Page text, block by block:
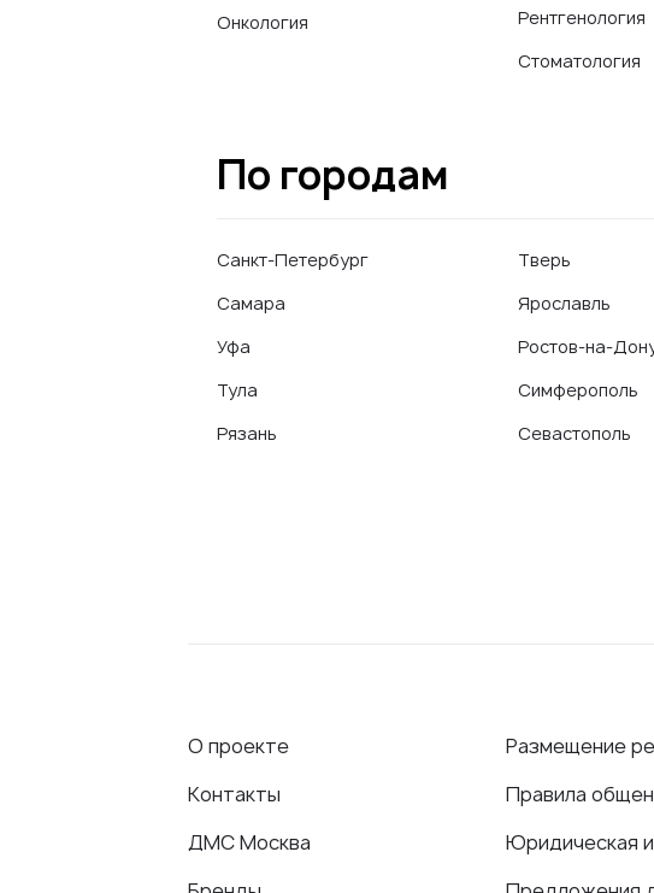
Онкология
Рентгенология
Стоматология
По городам
Санкт-Петербург
Самара
Уфа
Тула
Рязань
Тверь
Ярославль
Ростов-на-
Симферополь
Севастополь
О проекте
Контакты
ДМС Москва
Размещение
Правила
Юридическая